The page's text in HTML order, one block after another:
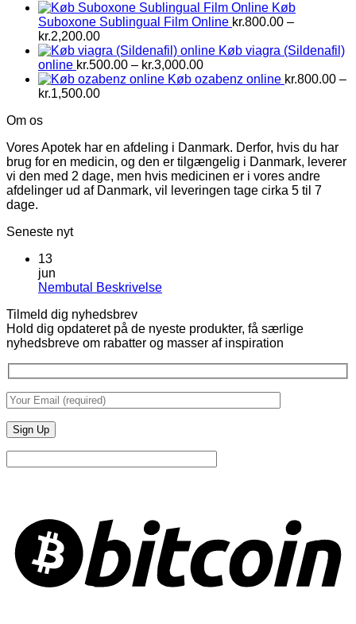
Køb
Suboxone Sublingual Film Online kr.800.00 –
kr.2,200.00Prisinterval:
kr.800.00
til
kr.2,200.00
Køb viagra (Sildenafil)
online kr.500.00 – kr.3,000.00Prisinterval:
kr.500.00
Køb ozabenz online kr.800.00 –
kr.1,500.00Prisinterval:
Om os
Vores Apotek har en afdeling i Danmark. Derfor, hvis du har
brug for en medicin, og den er tilgængelig i Danmark, leverer
vi den med 2 dage, men hvis medicinen er i vores andre
afdelinger ud af Danmark, vil leveringen tage cirka 5 til 7
dage.
Seneste nyt
13
jun
Nembutal BeskrivelseIngen
Nembutal
Beskrivelse
Tilmeld dig nyhedsbrev
Hold dig opdateret på de nyeste produkter, få særlige
nyhedsbreve om rabatter og masser af inspiration